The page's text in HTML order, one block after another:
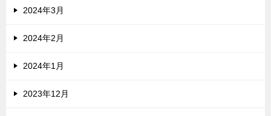
2024年3月
2024年2月
2024年1月
2023年12月